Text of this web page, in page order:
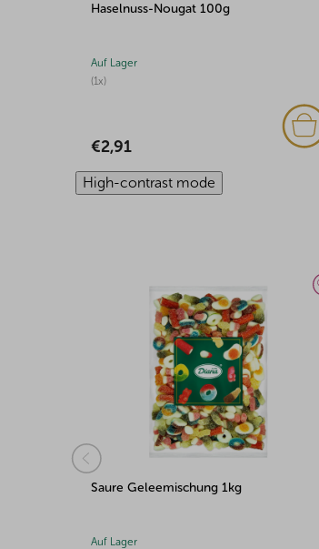
Haselnuss-Nougat 500g
Auf Lager
€14,18
High-contrast mode
Haselnüsse mit Joghurt überzogen
Auf Lager